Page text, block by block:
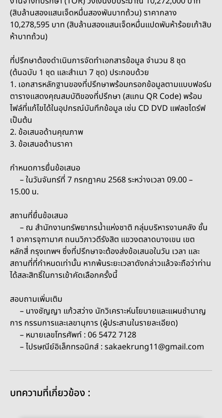
(สิบล้านสองแสนเจ็ดหมื่นสองพันบาทถ้วน) ราคากลาง
10,278,595 บาท (สิบล้านสองแสนเจ็ดหมื่นแปดพันห้าร้อยเก้าสิบ
ห้าบาทถ้วน)
ที่ปรึกษาต้องดำเนินการจัดทำเอกสารข้อมูล จำนวน 8 ชุด
(ต้นฉบับ 1 ชุด และสำเนา 7 ชุด) ประกอบด้วย
1. เอกสารหลักฐานของที่ปรึกษาพร้อมกรอกข้อมูลตามแบบฟอร์ม
ตารางแสดงคุณสมบัติของที่ปรึกษา (สแกน QR Code) พร้อม
ไฟล์ที่แก้ไขได้ในอุปกรณ์บันทึกข้อมูล เช่น CD DVD แฟลชไดร์ฟ
เป็นต้น
2. ข้อเสนอด้านคุณภาพ
3. ข้อเสนอด้านราคา
กำหนดการยื่นข้อเสนอ
– ในวันจันทร์ที่ 7 กรกฎาคม 2568 ระหว่างเวลา 09.00 –
15.00 น.
สถานที่ยื่นข้อเสนอ
– ณ สำนักงานทรัพยากรน้ำแห่งชาติ กลุ่มบริหารงานคลัง ชั้น
1 อาคารจุฑามาศ ถนนวิภาวดีรังสิต แขวงตลาดบางเขน เขต
หลักสี่ กรุงเทพฯ ซึ่งที่ปรึกษาจะต้องส่งข้อเสนอในวัน เวลา และ
สถานที่ที่กำหนดเท่านั้น หากพ้นระยะเวลาดังกล่าวแล้วจะถือว่าท่าน
ได้สละสิทธิ์ในการเข้าคัดเลือกครั้งนี้
สอบถามเพิ่มเติม
– นางชัญญา แก้วสว่าง นักวิเคราะห์นโยบายและแผนชำนาญ
การ กรรมการและเลขานุการ (ผู้ประสานในรายละเอียด)
– หมายเลขโทรศัพท์ : 06 5472 7128
– ไปรษณีย์อิเล็กทรอนิกส์ : sakaekrung11@gmail.com
บทความที่เกี่ยวข้อง :